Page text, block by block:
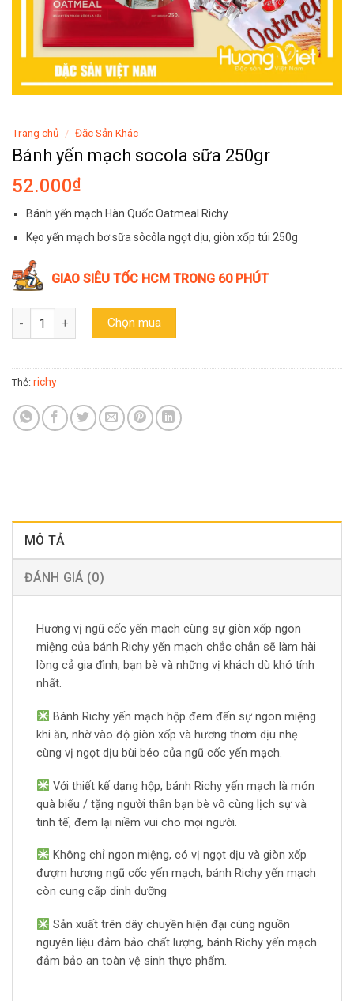
Trang chủ / Đặc Sản Khác
Bánh yến mạch socola sữa 250gr
52.000₫
Bánh yến mạch Hàn Quốc Oatmeal Richy
Kẹo yến mạch bơ sữa sôcôla ngọt dịu, giòn xốp túi 250g
GIAO SIÊU TỐC HCM TRONG 60 PHÚT
Bánh yến mạch socola sữa 250gr số lượng
Chọn mua
Thẻ: richy
MÔ TẢ
ĐÁNH GIÁ (0)
Hương vị ngũ cốc yến mạch cùng sự giòn xốp ngon
miệng của bánh Richy yến mạch chắc chắn sẽ làm hài
lòng cả gia đình, bạn bè và những vị khách dù khó tính
nhất.
Bánh Richy yến mạch hộp đem đến sự ngon miệng
khi ăn, nhờ vào độ giòn xốp và hương thơm dịu nhẹ
cùng vị ngọt dịu bùi béo của ngũ cốc yến mạch.
Với thiết kế dạng hộp, bánh Richy yến mạch là món
quà biếu / tặng người thân bạn bè vô cùng lịch sự và
tinh tế, đem lại niềm vui cho mọi người.
Không chỉ ngon miệng, có vị ngọt dịu và giòn xốp
đượm hương ngũ cốc yến mạch, bánh Richy yến mạch
còn cung cấp dinh dưỡng
Sản xuất trên ​dây chuyền hiện đại cùng nguồn
nguyên liệu đảm bảo chất lượng, bánh Richy yến mạch
đảm bảo an toàn vệ sinh thực phẩm.